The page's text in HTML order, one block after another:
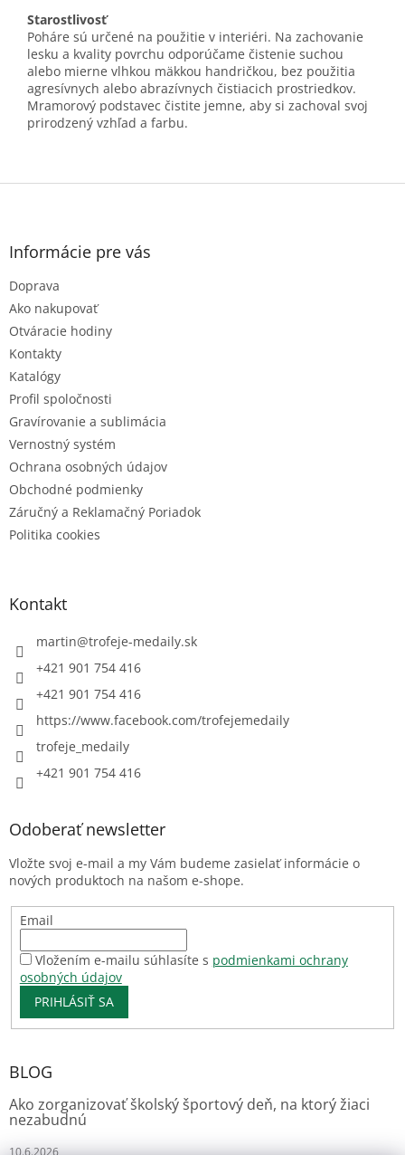
Starostlivosť
Poháre sú určené na použitie v interiéri. Na zachovanie
lesku a kvality povrchu odporúčame čistenie suchou
alebo mierne vlhkou mäkkou handričkou, bez použitia
agresívnych alebo abrazívnych čistiacich prostriedkov.
Mramorový podstavec čistite jemne, aby si zachoval svoj
prirodzený vzhľad a farbu.
Z
Informácie pre vás
Doprava
Ako nakupovať
Otváracie hodiny
Kontakty
Katalógy
Profil spoločnosti
Gravírovanie a sublimácia
Vernostný systém
Ochrana osobných údajov
Obchodné podmienky
Záručný a Reklamačný Poriadok
Politika cookies
Kontakt
martin@trofeje-medaily.sk
+421 901 754 416
+421 901 754 416
https://www.facebook.com/trofejemedaily
trofeje_medaily
+421 901 754 416
Odoberať newsletter
Vložte svoj e-mail a my Vám budeme zasielať informácie o
nových produktoch na našom e-shope.
Email
Vložením e-mailu súhlasíte s podmienkami ochrany
osobných údajov
PRIHLÁSIŤ SA
BLOG
Ako zorganizovať školský športový deň, na ktorý žiaci
nezabudnú
10.6.2026